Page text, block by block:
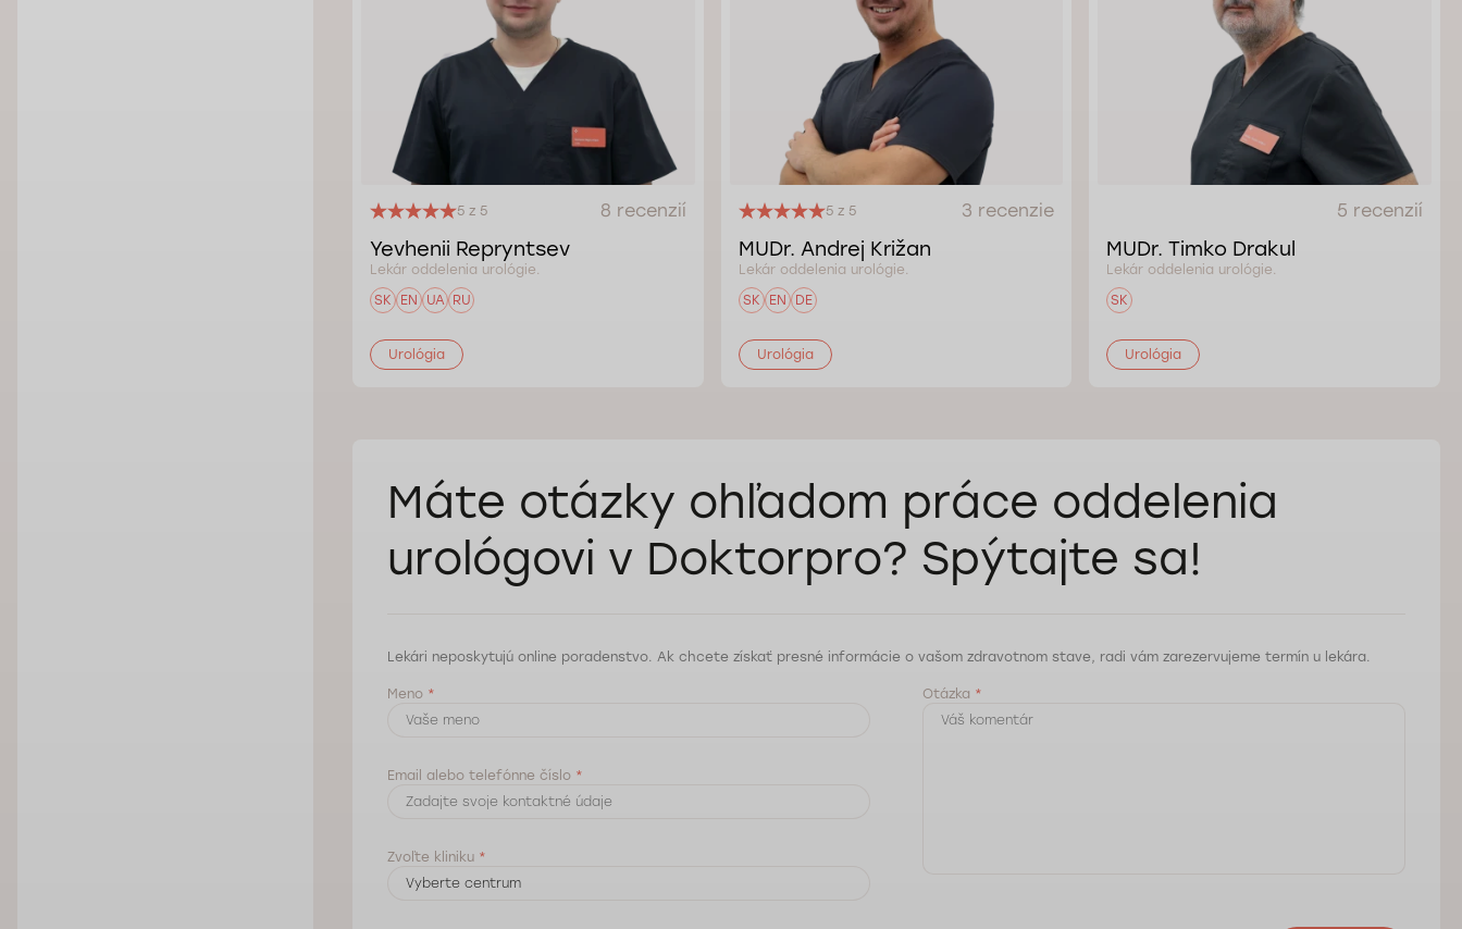
5 z 5 8 recenzií
Yevhenii Repryntsev
Lekár oddelenia urológie.
SK
EN UA RU
Urológia
5 z 5 3 recenzie
MUDr. Andrej Križan
Lekár oddelenia urológie.
SK
EN DE
Urológia
5 recenzií
MUDr. Timko Drakul
Lekár oddelenia urológie.
SK
Urológia
Máte otázky ohľadom práce oddelenia
urológovi v Doktorpro? Spýtajte sa!
Lekári neposkytujú online poradenstvo. Ak chcete získať presné informácie o vašom zdravotnom stave, radi vám zarezervujeme termín u lekára.
Meno *
Email alebo telefónne číslo *
Zvoľte kliniku *
Otázka *